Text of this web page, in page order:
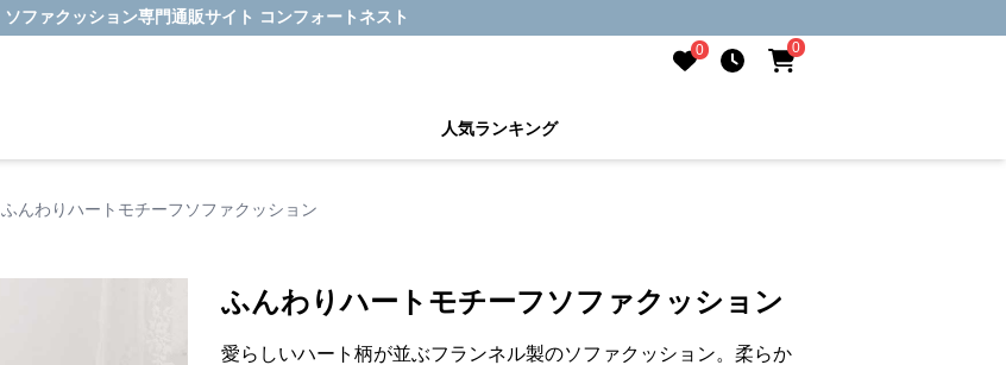
ソファクッション専門通販サイト コンフォートネスト
0 0
人気ランキング
ふんわりハートモチーフソファクッション
ふんわりハートモチーフソファクッション
愛らしいハート柄が並ぶフランネル製のソファクッション。柔らか